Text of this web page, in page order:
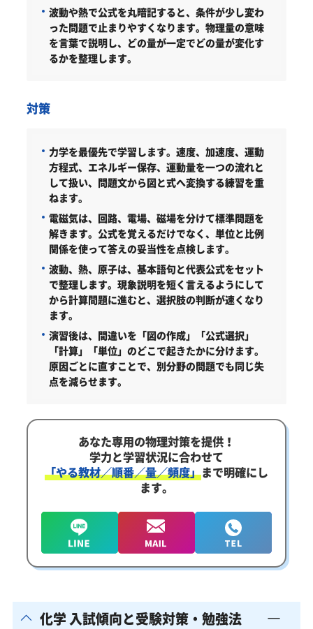
波動や熱で公式を丸暗記すると、条件が少し変わ
った問題で止まりやすくなります。物理量の意味
を言葉で説明し、どの量が一定でどの量が変化す
るかを整理します。
対策
力学を最優先で学習します。速度、加速度、運動
方程式、エネルギー保存、運動量を一つの流れと
して扱い、問題文から図と式へ変換する練習を重
ねます。
電磁気は、回路、電場、磁場を分けて標準問題を
解きます。公式を覚えるだけでなく、単位と比例
関係を使って答えの妥当性を点検します。
波動、熱、原子は、基本語句と代表公式をセット
で整理します。現象説明を短く言えるようにして
から計算問題に進むと、選択肢の判断が速くなり
ます。
演習後は、間違いを「図の作成」「公式選択」
「計算」「単位」のどこで起きたかに分けます。
原因ごとに直すことで、別分野の問題でも同じ失
点を減らせます。
あなた専用の物理対策を提供！
学力と学習状況に合わせて
「やる教材／順番／量／頻度」まで明確にし
ます。
化学 入試傾向と受験対策・勉強法